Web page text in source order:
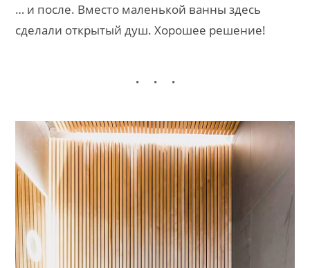
… и после. Вместо маленькой ванны здесь
сделали открытый душ. Хорошее решение!